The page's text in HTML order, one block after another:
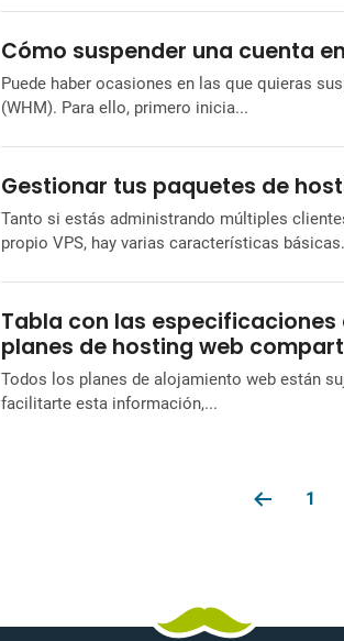
Cómo suspender una cuenta
Puede haber ocasiones en las que quieras
(WHM). Para ello, primero inicia...
Gestionar tus paquetes de
Tanto si estás administrando múltiples
propio VPS, hay varias características
Tabla con las
planes de hosting web
Todos los planes de alojamiento web están
facilitarte esta información,...
1